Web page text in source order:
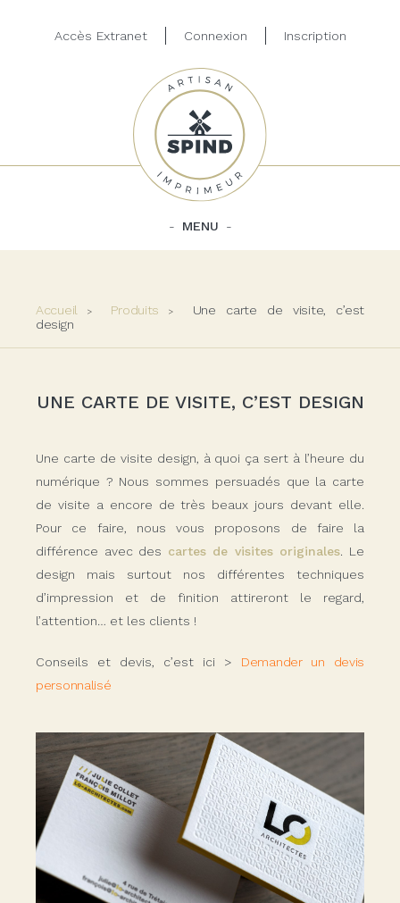
Accès Extranet Connexion Inscription
MENU
Accueil Produits
Une carte de visite, c’est
design
UNE CARTE DE VISITE, C’EST DESIGN
Une carte de visite design, à quoi ça sert à l’heure du
numérique ? Nous sommes persuadés que la carte
de visite a encore de très beaux jours devant elle.
Pour ce faire, nous vous proposons de faire la
différence avec des cartes de visites originales. Le
design mais surtout nos différentes techniques
d’impression et de finition attireront le regard,
l’attention… et les clients !
Conseils et devis, c’est ici >
Demander un devis
personnalisé